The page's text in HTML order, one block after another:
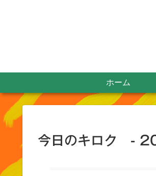
ホーム
今日のキロク -